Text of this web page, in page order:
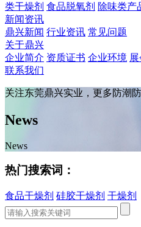
类干燥剂 食品脱氧剂 除味类产
新闻资讯
鼎兴新闻 行业资讯 常见问题
关于鼎兴
企业简介 资质证书 企业环境
联系我们
关注东莞鼎兴实业，更多防潮
News
News
热门搜索词：
食品干燥剂 硅胶干燥剂 干燥剂